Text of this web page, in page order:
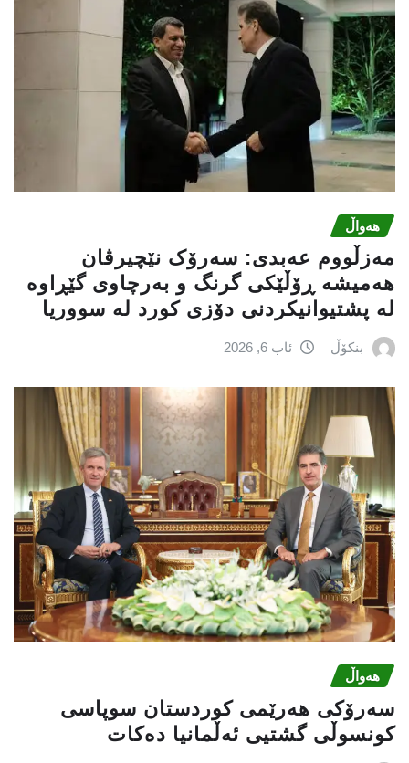
هەواڵ
مەزڵووم عەبدی: سەرۆک نێچیرڤان
هەمیشە ڕۆڵێکی گرنگ و بەرچاوی گێڕاوە
لە پشتیوانیکردنی دۆزی کورد لە سووریا
بنکۆڵ ئاب 6, 2026
هەواڵ
سەرۆکی هەرێمی کوردستان سوپاسى
کونسوڵی گشتیی ئەڵمانیا دەکات